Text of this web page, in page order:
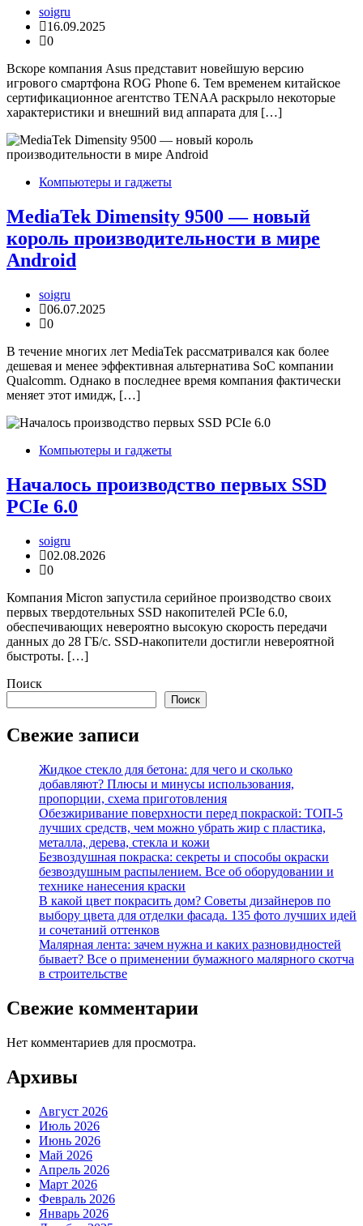
soigru
16.09.2025
0
Вскоре компания Asus представит новейшую версию
игрового смартфона ROG Phone 6. Тем временем китайское
сертификационное агентство TENAA раскрыло некоторые
характеристики и внешний вид аппарата для […]
Компьютеры и гаджеты
MediaTek Dimensity 9500 — новый
король производительности в мире
Android
soigru
06.07.2025
0
В течение многих лет MediaTek рассматривался как более
дешевая и менее эффективная альтернатива SoC компании
Qualcomm. Однако в последнее время компания фактически
меняет этот имидж, […]
Компьютеры и гаджеты
Началось производство первых SSD
PCIe 6.0
soigru
02.08.2026
0
Компания Micron запустила серийное производство своих
первых твердотельных SSD накопителей PCIe 6.0,
обеспечивающих невероятно высокую скорость передачи
данных до 28 ГБ/с. SSD-накопители достигли невероятной
быстроты. […]
Поиск
Поиск
Свежие записи
Жидкое стекло для бетона: для чего и сколько
добавляют? Плюсы и минусы использования,
пропорции, схема приготовления
Обезжиривание поверхности перед покраской: ТОП-5
лучших средств, чем можно убрать жир с пластика,
металла, дерева, стекла и кожи
Безвоздушная покраска: секреты и способы окраски
безвоздушным распылением. Все об оборудовании и
технике нанесения краски
В какой цвет покрасить дом? Советы дизайнеров по
выбору цвета для отделки фасада. 135 фото лучших идей
и сочетаний оттенков
Малярная лента: зачем нужна и каких разновидностей
бывает? Все о применении бумажного малярного скотча
в строительстве
Свежие комментарии
Нет комментариев для просмотра.
Архивы
Август 2026
Июль 2026
Июнь 2026
Май 2026
Апрель 2026
Март 2026
Февраль 2026
Январь 2026